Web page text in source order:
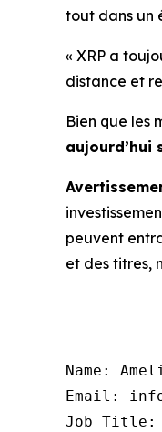
tout dans un
« XRP a
distance et
Bien que les
aujourd’hui
peuvent
et des titres,
Name:
Email:
Job Title: